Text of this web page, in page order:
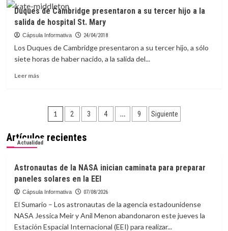
El
«ayayai»
de
Roberto
Antonio
se
escuchará
Duques de Cambridge presentaron a su tercer hijo a la
salida de hospital St. Mary
Cápsula Informativa 24/04/2018
Los Duques de Cambridge presentaron a su tercer hijo, a sólo
siete horas de haber nacido, a la salida del...
Leer másLeer
Cambridge
presentaron
a
hijo
a
la
de
hospital
St.
Paginación
de
1 2 3 4 … 9 Siguiente
Artículos recientes
Actualidad
Astronautas de la NASA inician caminata para preparar
paneles solares en la EEI
Cápsula Informativa 07/08/2026
El Sumario – Los astronautas de la agencia estadounidense
NASA Jessica Meir y Anil Menon abandonaron este jueves la
Estación Espacial Internacional (EEI) para realizar...